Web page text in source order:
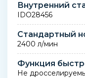
Внутренний
IDO28456
Стандартный
2400 л/мин
Функция
Не